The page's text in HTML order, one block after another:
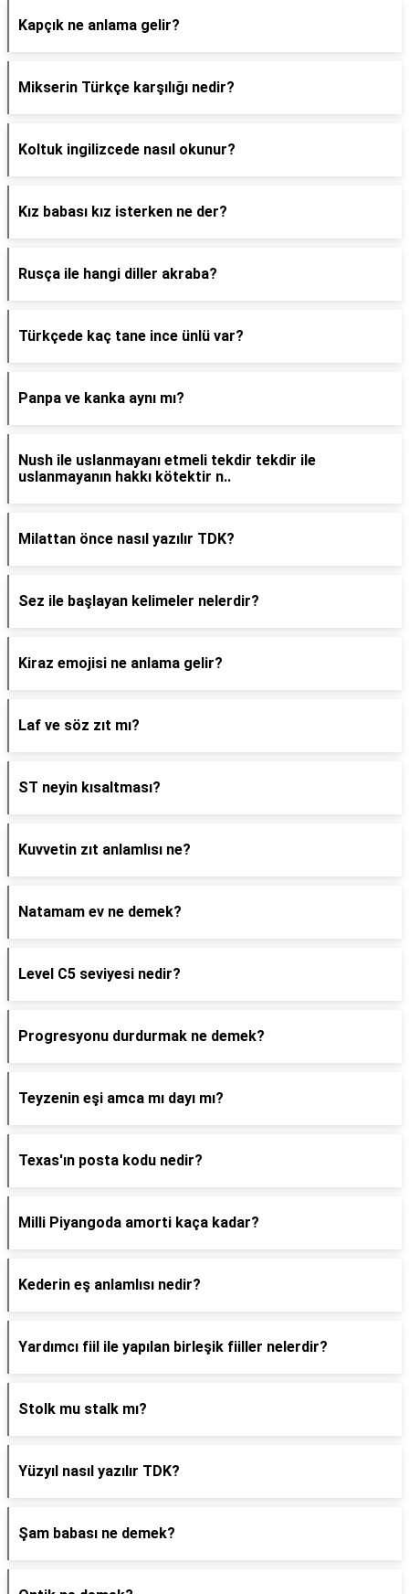
Kapçık ne anlama gelir?
Mikserin Türkçe karşılığı nedir?
Koltuk ingilizcede nasıl okunur?
Kız babası kız isterken ne der?
Rusça ile hangi diller akraba?
Türkçede kaç tane ince ünlü var?
Panpa ve kanka aynı mı?
Nush ile uslanmayanı etmeli tekdir tekdir ile
uslanmayanın hakkı kötektir n..
Milattan önce nasıl yazılır TDK?
Sez ile başlayan kelimeler nelerdir?
Kiraz emojisi ne anlama gelir?
Laf ve söz zıt mı?
ST neyin kısaltması?
Kuvvetin zıt anlamlısı ne?
Natamam ev ne demek?
Level C5 seviyesi nedir?
Progresyonu durdurmak ne demek?
Teyzenin eşi amca mı dayı mı?
Texas'ın posta kodu nedir?
Milli Piyangoda amorti kaça kadar?
Kederin eş anlamlısı nedir?
Yardımcı fiil ile yapılan birleşik fiiller nelerdir?
Stolk mu stalk mı?
Yüzyıl nasıl yazılır TDK?
Şam babası ne demek?